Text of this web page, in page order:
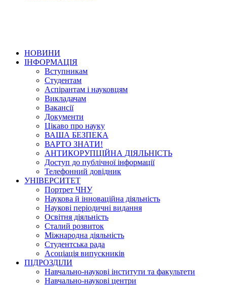
НОВИНИ
ІНФОРМАЦІЯ
Вступникам
Студентам
Аспірантам і науковцям
Викладачам
Вакансії
Документи
Цікаво про науку
ВАША БЕЗПЕКА
ВАРТО ЗНАТИ!
АНТИКОРУПЦІЙНА ДІЯЛЬНІСТЬ
Доступ до публічної інформації
Телефонний довідник
УНІВЕРСИТЕТ
Портрет ЧНУ
Наукова й інноваційна діяльність
Наукові періодичні видання
Освітня діяльність
Сталий розвиток
Міжнародна діяльність
Студентська рада
Асоціація випускників
ПІДРОЗДІЛИ
Навчально-наукові інститути та факультети
Навчально-наукові центри